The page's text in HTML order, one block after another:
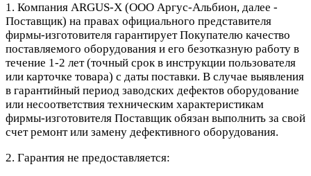
1. Компания ARGUS-X (ООО Аргус-Альбион, далее -
Поставщик) на правах официального представителя
фирмы-изготовителя гарантирует Покупателю качество
поставляемого оборудования и его безотказную работу в
течение 1-2 лет (точный срок в инструкции пользователя
или карточке товара) с даты поставки. В случае выявления
в гарантийный период заводских дефектов оборудование
или несоответствия техническим характеристикам
фирмы-изготовителя Поставщик обязан выполнить за свой
счет ремонт или замену дефективного оборудования.
2. Гарантия не предоставляется: